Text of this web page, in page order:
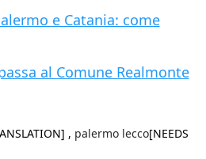
e Catania: come
al Comune Realmonte
, palermo lecco[NEEDS